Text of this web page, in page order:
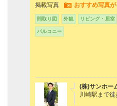
掲載写真 おすすめ写真
間取り図 外観 リビング・居室
バルコニー
(株)サンホー
川崎駅まで